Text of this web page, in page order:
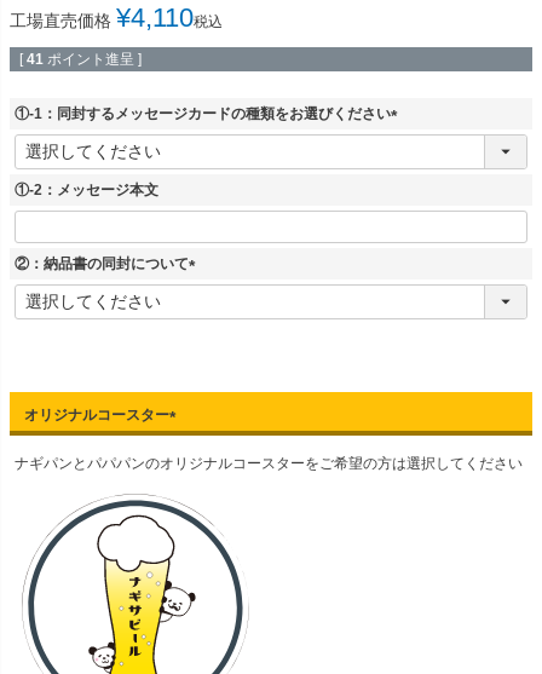
工場直売価格 ¥4,110税込
[ 41 ポイント進呈 ]
①-1：同封するメッセージカードの種類をお選びください
(
①-2：メッセージ本文
②：納品書の同封について
(
オリジナルコースター
(
必
)
ナギパンとパパパンのオリジナルコースターをご希望の方は選択してください